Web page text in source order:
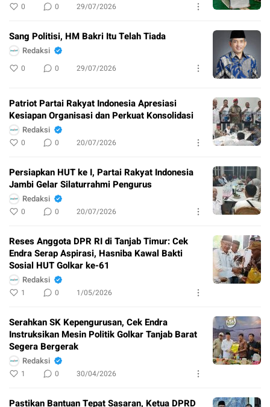
0 0 29/07/2026
Sang Politisi, HM Bakri Itu Telah Tiada
Redaksi
0 0 29/07/2026
Patriot Partai Rakyat Indonesia Apresiasi
Kesiapan Organisasi dan Perkuat Konsolidasi
Redaksi
0 0 20/07/2026
Persiapkan HUT ke I, Partai Rakyat Indonesia
Jambi Gelar Silaturrahmi Pengurus
Redaksi
0 0 20/07/2026
Reses Anggota DPR RI di Tanjab Timur: Cek
Endra Serap Aspirasi, Hasniba Kawal Bakti
Sosial HUT Golkar ke-61
Redaksi
1 0 1/05/2026
Serahkan SK Kepengurusan, Cek Endra
Instruksikan Mesin Politik Golkar Tanjab Barat
Segera Bergerak
Redaksi
1 0 30/04/2026
Pastikan Bantuan Tepat Sasaran, Ketua DPRD